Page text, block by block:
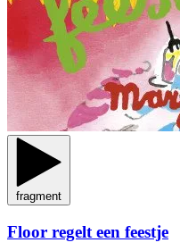
fragment
Floor regelt een feestje